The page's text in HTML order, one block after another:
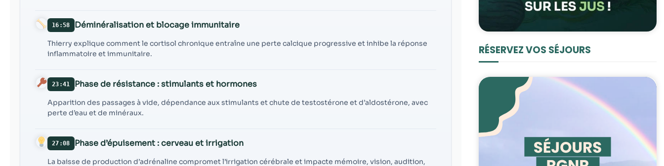
16:58 Déminéralisation et blocage immunitaire
Thierry explique comment le cortisol chronique entraîne une perte calcique progressive et inhibe la réponse
inflammatoire et immunitaire.
23:41 Phase de résistance : stimulants et hormones
Apparition des passages à vide, dépendance aux stimulants et chute de testostérone et d’aldostérone, avec
perte d’eau et de minéraux.
27:08 Phase d’épuisement : cerveau et irrigation
La baisse de production d’adrénaline compromet l’irrigation cérébrale et impacte mémoire, vision, audition,
RÉSERVEZ VOS SÉJOURS